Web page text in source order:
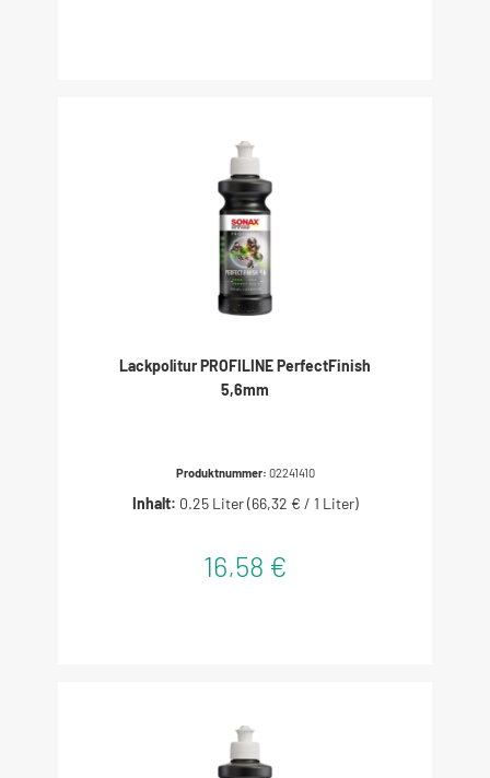
heißen Oberflächen anwenden und nicht antrocknen
lassen BITTE BEACHTEN: Vor Frost schützen.
Lackpolitur PROFILINE PerfectFinish
5,6mm
Produktnummer: 02241410
Inhalt: 0.25 Liter(66,32 € / 1 Liter)
16,58 €